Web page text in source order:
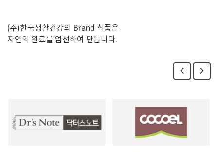
(주)한국생활건강의 Brand 식품은
자연의 원료를 엄선하여 만듭니다.